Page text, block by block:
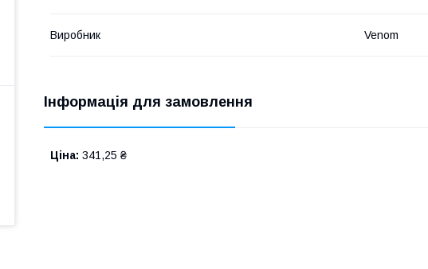
Виробник Venom
Інформація для замовлення
Ціна: 341,25 ₴